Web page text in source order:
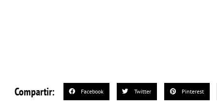
Compartir: Facebook Twitter Pinterest